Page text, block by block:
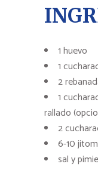
1 huevo
1
2
1
rallado
2
6-10
sal y